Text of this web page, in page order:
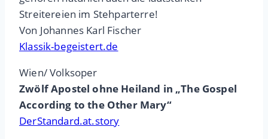
Streitereien im Stehparterre!
Von Johannes Karl Fischer
Klassik-begeistert.de
Wien/ Volksoper
Zwölf Apostel ohne Heiland in „The Gospel
According to the Other Mary“
DerStandard.at.story